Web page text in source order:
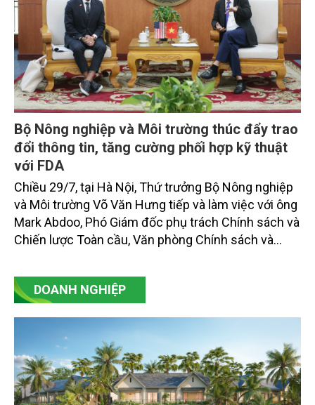
Bộ Nông nghiệp và Môi trường thúc đẩy trao
đổi thông tin, tăng cường phối hợp kỹ thuật
với FDA
Chiều 29/7, tại Hà Nội, Thứ trưởng Bộ Nông nghiệp
và Môi trường Võ Văn Hưng tiếp và làm việc với ông
Mark Abdoo, Phó Giám đốc phụ trách Chính sách và
Chiến lược Toàn cầu, Văn phòng Chính sách và
và Dược phẩm Hoa Kỳ (FDA).
DOANH NGHIỆP